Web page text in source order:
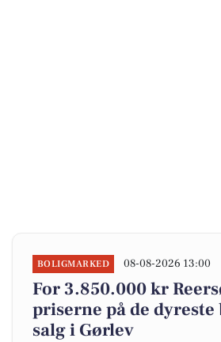
BOLIGMARKED 08-08-2026 13:00
For 3.850.000 kr
priserne på de
salg i Gørlev